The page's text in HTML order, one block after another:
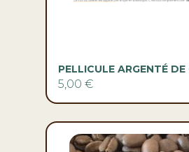
PELLICULE ARGENTÉ DE
5,00 €